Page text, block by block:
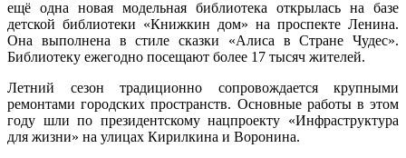
ещё одна новая модельная библиотека открылась на базе
детской библиотеки «Книжкин дом» на проспекте Ленина.
Она выполнена в стиле сказки «Алиса в Стране Чудес».
Библиотеку ежегодно посещают более 17 тысяч жителей.
Летний сезон традиционно сопровождается крупными
ремонтами городских пространств. Основные работы в этом
году шли по президентскому нацпроекту «Инфраструктура
для жизни» на улицах Кирилкина и Воронина.